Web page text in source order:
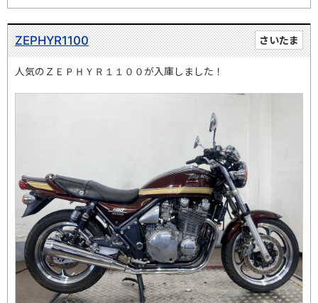
さいたま
ZEPHYR1100
人気のＺＥＰＨＹＲ１１００が入庫しました！